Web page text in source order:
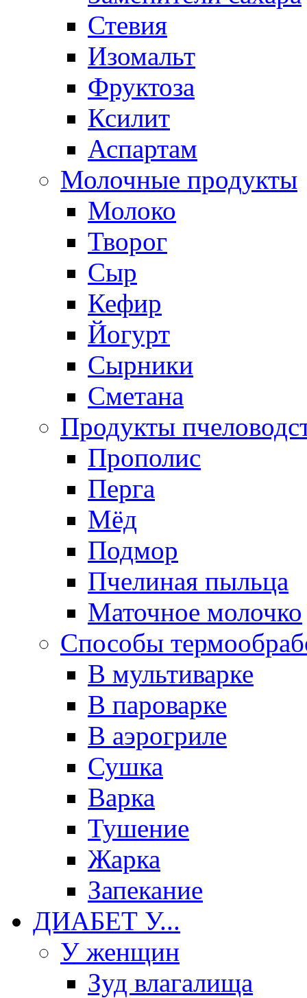
Стевия
Изомальт
Фруктоза
Ксилит
Аспартам
Молочные продукты
Молоко
Творог
Сыр
Кефир
Йогурт
Сырники
Сметана
Продукты
Прополис
Перга
Мёд
Подмор
Пчелиная пыльца
Маточное молочко
Способы
В мультиварке
В пароварке
В аэрогриле
Сушка
Варка
Тушение
Жарка
Запекание
ДИАБЕТ У...
У женщин
Зуд влагалища